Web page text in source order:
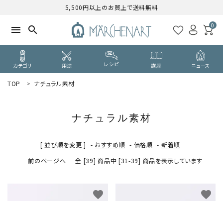
5,500円以上のお買上で送料無料
menu search 0
カテゴリ 用途 レシピ 講座 ニュース
ログイン 新規会員登録
TOP ナチュラル素材
ナチュラル素材
[ 並び順を変更 ] - おすすめ順 - 価格順 - 新着順
前のページへ
全 [39] 商品中 [31-39] 商品を表示しています
favorite favorite